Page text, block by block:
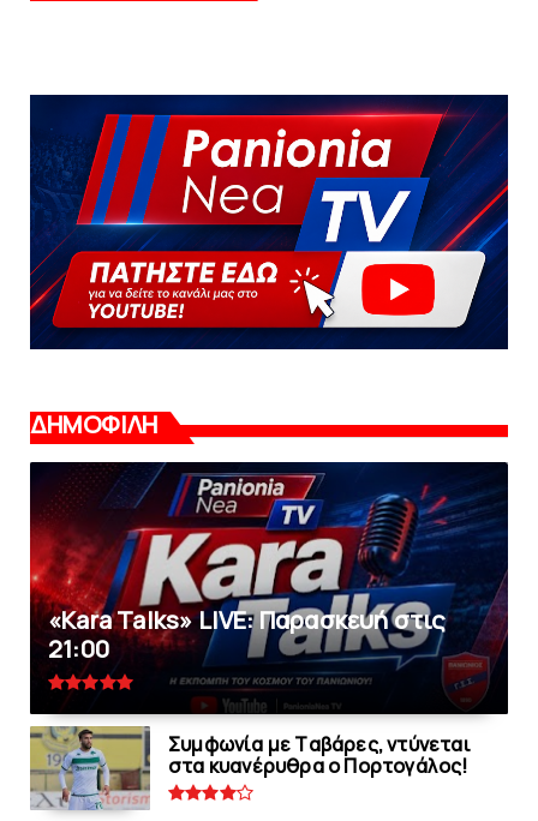
ΔΗΜΟΦΙΛΗ
«Kara Talks» LIVE: Παρασκευή στις
21:00
Συμφωνία με Tαβάρες, ντύνεται
στα κυανέρυθρα ο Πορτογάλος!